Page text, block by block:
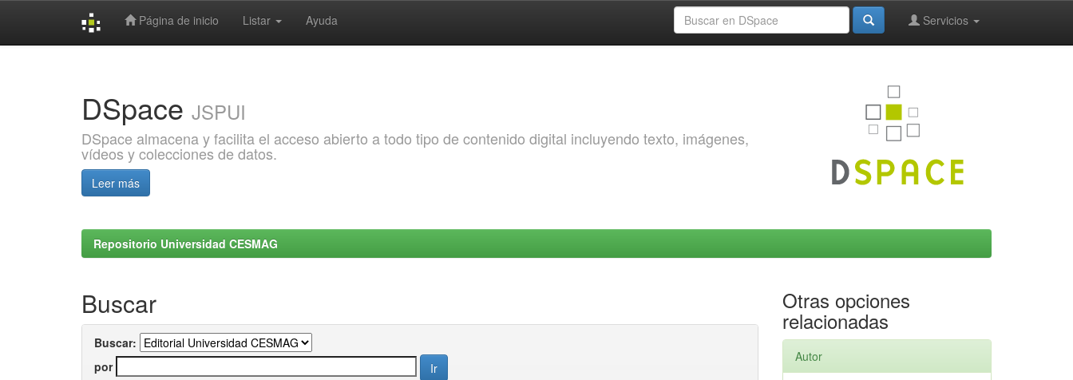
Página de inicio Listar Ayuda Servicios
DSpace JSPUI
DSpace almacena y facilita el acceso abierto a todo tipo de contenido digital incluyendo texto, imágenes,
vídeos y colecciones de datos.
Leer más
Repositorio Universidad CESMAG
Buscar
Buscar:
por
Otras opciones
relacionadas
Autor